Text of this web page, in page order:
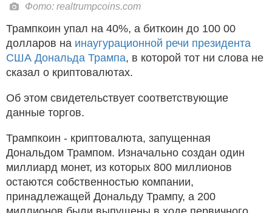
Фото: realtrumpcoins.com
Трампкоин упал на 40%, а биткоин до 100 00
долларов на инаугурационной речи президента
США Дональда Трампа, в которой тот ни слова не
сказал о криптовалютах.
Об этом свидетельствует соответствующие
данные торгов.
Трампкоин - криптовалюта, запущенная
Дональдом Трампом. Изначально создан один
миллиард монет, из которых 800 миллионов
остаются собственностью компании,
принадлежащей Дональду Трампу, а 200